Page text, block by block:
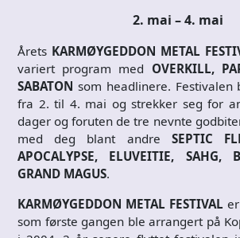
2. mai – 4. mai
Årets KARMØYGEDDON METAL
variert program med OVERKILL,
SABATON som headlinere.
fra 2. til 4. mai og strekker seg for
dager og foruten de tre nevnte
med deg blant andre SEPTIC
APOCALYPSE, ELUVEITIE, SAHG,
GRAND MAGUS.
KARMØYGEDDON METAL FESTIVAL
som første gangen ble arrangert på